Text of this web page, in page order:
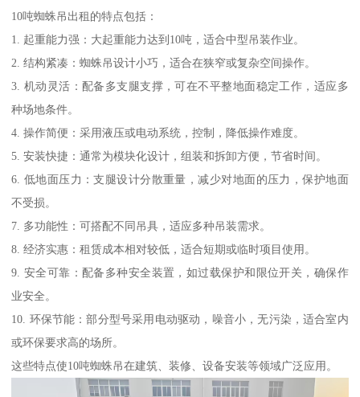
10吨蜘蛛吊出租的特点包括：
1. 起重能力强：大起重能力达到10吨，适合中型吊装作业。
2. 结构紧凑：蜘蛛吊设计小巧，适合在狭窄或复杂空间操作。
3. 机动灵活：配备多支腿支撑，可在不平整地面稳定工作，适应多
种场地条件。
4. 操作简便：采用液压或电动系统，控制，降低操作难度。
5. 安装快捷：通常为模块化设计，组装和拆卸方便，节省时间。
6. 低地面压力：支腿设计分散重量，减少对地面的压力，保护地面
不受损。
7. 多功能性：可搭配不同吊具，适应多种吊装需求。
8. 经济实惠：租赁成本相对较低，适合短期或临时项目使用。
9. 安全可靠：配备多种安全装置，如过载保护和限位开关，确保作
业安全。
10. 环保节能：部分型号采用电动驱动，噪音小，无污染，适合室内
或环保要求高的场所。
这些特点使10吨蜘蛛吊在建筑、装修、设备安装等领域广泛应用。